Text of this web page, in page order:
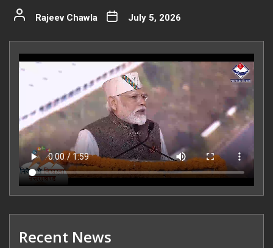
Rajeev Chawla July 5, 2026
Recent News